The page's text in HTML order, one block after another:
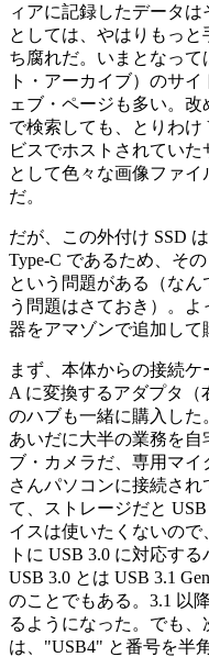
ィアに記録したデータ
としては、やはりもっ
ち腐れだ。いまとなって
ト・アーカイブ）のサ
ェブ・ページも多い。改
で検索しても、とりわけ
ビスでホストされてい
として色々な画像ファ
だ。
だが、この外付け SSD
Type-C であるため、そ
という問題がある（な
う問題はさておき）。
器をアマゾンで追加して
まず、本体からの接続ケ
A に変換するアダプタ（
のハブも一緒に購入し
あいだに大半の業務を
ブ・カメラだ、専用マイ
さんパソコンに接続さ
て、ストレージだと
イスは使いたくないので
トに USB 3.0 に対応す
USB 3.0 とは USB 3.1
のことでもある。3.1 以
るようになった。でも
は、"USB4" と番号を半